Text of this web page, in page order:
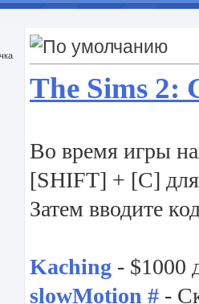
The Sims 2:
Во время игры
[SHIFT] + [C]
Затем вводите
Kaching - $1000
slowMotion # -